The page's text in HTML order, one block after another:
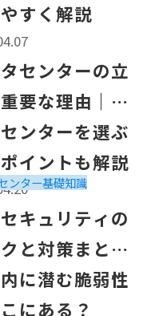
すく解説
｜データセンター
センターの立
要な理由｜デ
ンターを選ぶ
イントも解説
ンター基礎知識
とめ｜社内に潜む
キュリティの
と対策まとめ
内に潜む脆弱性
にある？